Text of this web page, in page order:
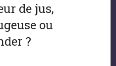
de jus,
ou
?